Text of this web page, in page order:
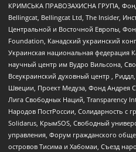
КРИМСЬКА ПРАВОЗАХИСНА ГРУПА,
Bellingcat, Bellingcat Ltd, The Insider,
Центральной и Восточной Европы,
Foundation, Канадский украинский
Украинская национальная федерация
научный центр им Вудро Вильсона,
Всеукраинский духовный центр ,
Швеции, Проект Медуза, Фонд Андрея
Лига Свободных Наций, Transparеncy
Народов ПостРоссии, Солидарность с
Solidarus, КрымSOS, Свободный
управления, Форум гражданского
островов Тисима и Хабомаи, Съезд